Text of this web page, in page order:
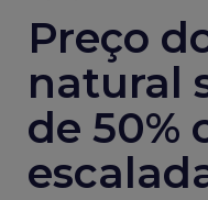
Preço
natural
de 50%